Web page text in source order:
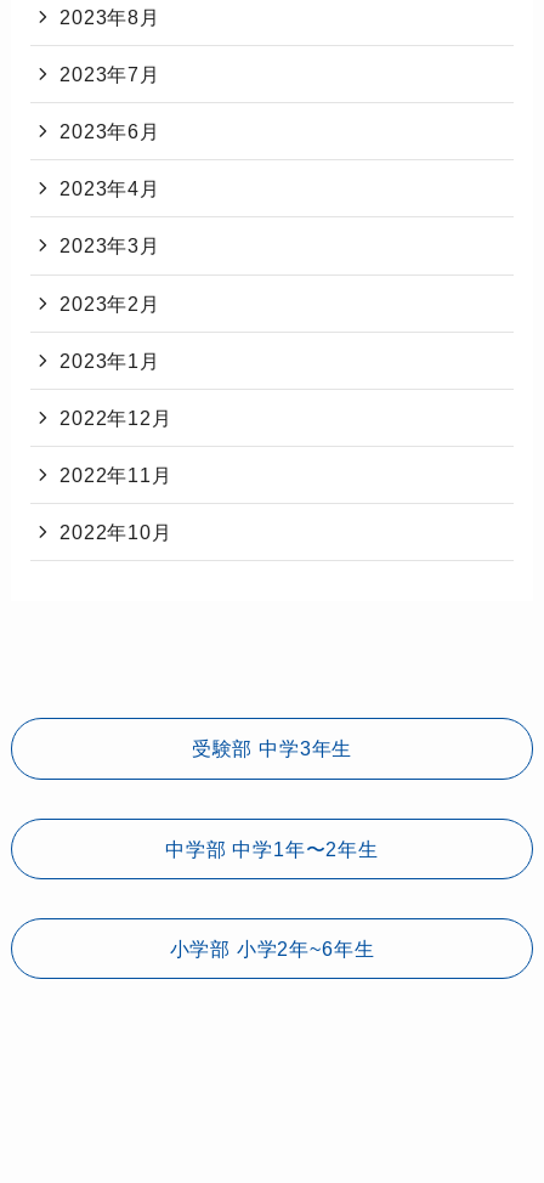
2023年8月
2023年7月
2023年6月
2023年4月
2023年3月
2023年2月
2023年1月
2022年12月
2022年11月
2022年10月
受験部 中学3年生
中学部 中学1年〜2年生
小学部 小学2年~6年生